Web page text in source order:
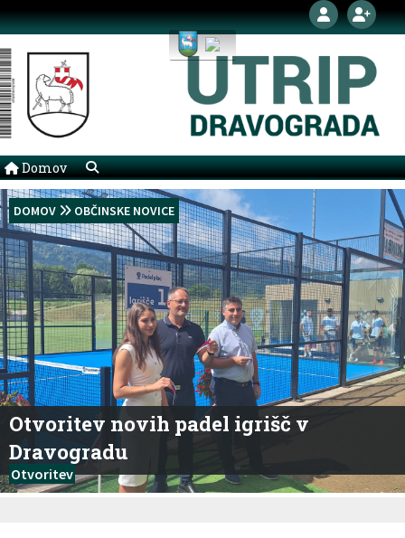
Domov
DOMOV OBČINSKE NOVICE
Otvoritev novih padel igrišč v
Dravogradu
Otvoritev